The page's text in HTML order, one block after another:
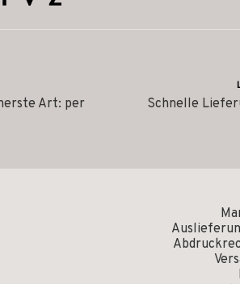
Art: per
Schnelle